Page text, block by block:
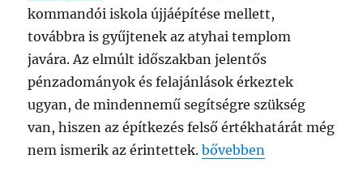
kommandói iskola újjáépítése mellett,
továbbra is gyűjtenek az atyhai templom
javára. Az elmúlt időszakban jelentős
pénzadományok és felajánlások érkeztek
ugyan, de mindennemű segítségre szükség
van, hiszen az építkezés felső értékhatárát még
nem ismerik az érintettek.bővebben